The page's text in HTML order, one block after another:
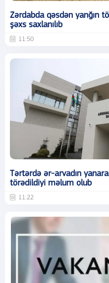
Zərdabda qəsdən yanğın
şəxs saxlanılıb
11:50
Tərtərdə ər-arvadın
törədildiyi məlum olub
11:22